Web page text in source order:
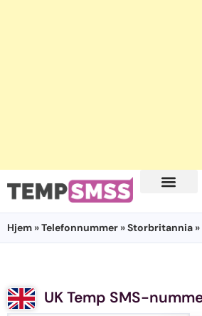
Hjem »Telefonnummer »Storbritannia
UK Temp SMS-